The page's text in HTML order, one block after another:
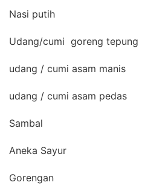
Nasi putih
Udang/cumi goreng tepung
udang / cumi asam manis
udang / cumi asam pedas
Sambal
Aneka Sayur
Gorengan